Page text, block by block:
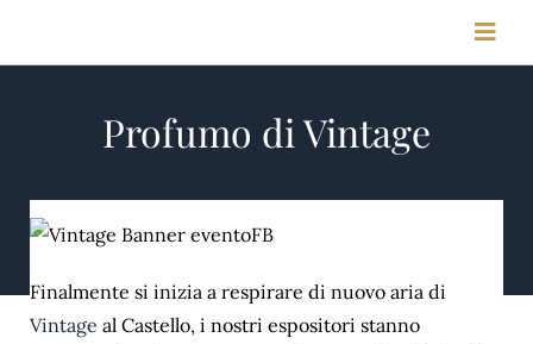
STORIA
MEETING & CONGRESSI
Profumo di Vintage
Finalmente si inizia a respirare di nuovo aria di
Vintage al Castello, i nostri espositori stanno